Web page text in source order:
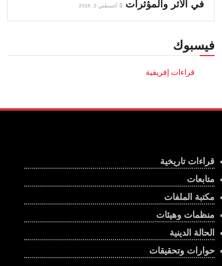
في الأثر والمؤثرات
أغسطس 3, 2026
فيسبوك
قراءات تاريخية
متابعات
مكتبة الملفات
منظمات وهيئات
الحالة الدينية
حوارات وتحقيقات